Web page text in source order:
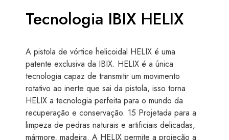
Tecnologia IBIX HELIX
A pistola de vórtice helicoidal HELIX é uma
patente exclusiva da IBIX. HELIX é a única
tecnologia capaz de transmitir um movimento
rotativo ao inerte que sai da pistola, isso torna
HELIX a tecnologia perfeita para o mundo da
recuperação e conservação. 15 Projetada para a
limpeza de pedras naturais e artificiais delicadas,
mármore, madeira. A HELIX permite a projeção a